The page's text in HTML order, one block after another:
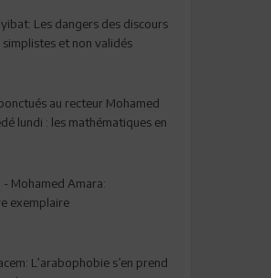
Les dangers des discours
et non validés
au recteur Mohamed
lundi : les mathématiques en
- Mohamed Amara:
exemplaire
L’arabophobie s’en prend